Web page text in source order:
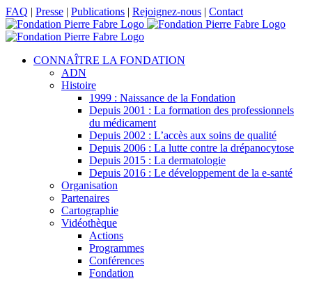
Passer
au
contenu
Facebook
X
LinkedIn
YouTube
FAQ | Presse | Publications | Rejoignez-nous | Contact
CONNAÎTRE LA FONDATION
ADN
Histoire
1999 : Naissance de la Fondation
Depuis 2001 : La formation des professionnels
du médicament
Depuis 2002 : L’accès aux soins de qualité
Depuis 2006 : La lutte contre la drépanocytose
Depuis 2015 : La dermatologie
Depuis 2016 : Le développement de la e-santé
Organisation
Partenaires
Cartographie
Vidéothèque
Actions
Programmes
Conférences
Fondation